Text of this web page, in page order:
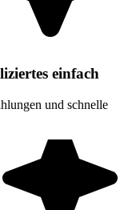
einfach
und schnelle